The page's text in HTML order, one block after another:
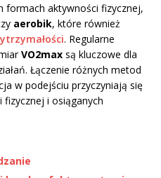
formach aktywności fizycznej,
aerobik, które również
. Regularne
VO2max są kluczowe dla
Łączenie różnych metod
w podejściu przyczyniają się
i osiąganych